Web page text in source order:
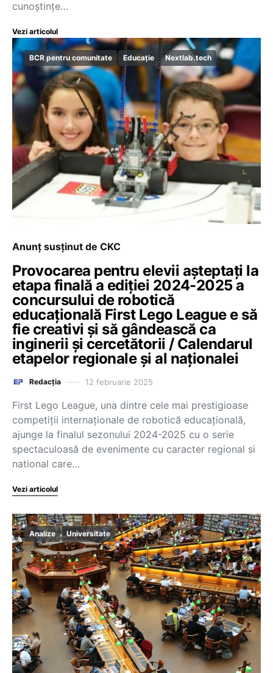
cunoștințe…
Vezi articolul
BCR pentru comunitate Educație Nextlab.tech
Anunț susținut de CKC
Provocarea pentru elevii așteptați la
etapa finală a ediției 2024-2025 a
concursului de robotică
educațională First Lego League e să
fie creativi și să gândească ca
inginerii și cercetătorii / Calendarul
etapelor regionale și al naționalei
Redacția 12 februarie 2025
First Lego League, una dintre cele mai prestigioase
competiții internaționale de robotică educațională,
ajunge la finalul sezonului 2024-2025 cu o serie
spectaculoasă de evenimente cu caracter regional si
national care…
Vezi articolul
Analize Universitate